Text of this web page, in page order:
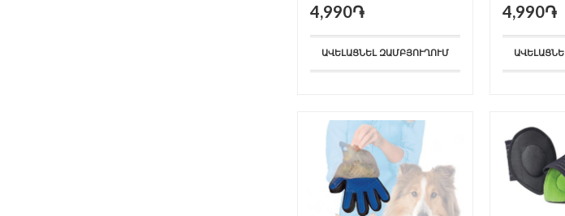
4,990֏
ԱՎԵԼԱՑՆԵԼ ԶԱՄԲՅՈՒՂՈՒՄ
4,990֏